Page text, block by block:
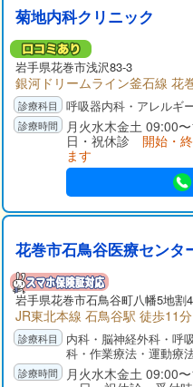
菊地内科クリニック
岩手県花巻市浅沢83-3
銀河ドリームライン釜石線 花
呼吸器内科・アレルギ
月火水木金土 09:00
日・祝休診 開始・
ます
花巻市石鳥谷医療センタ
岩手県花巻市石鳥谷町八幡5地割
JR東北本線 石鳥谷駅 徒歩11分
内科・脳神経外科・呼
科・作業療法・運動療
月火水木金土 09:00